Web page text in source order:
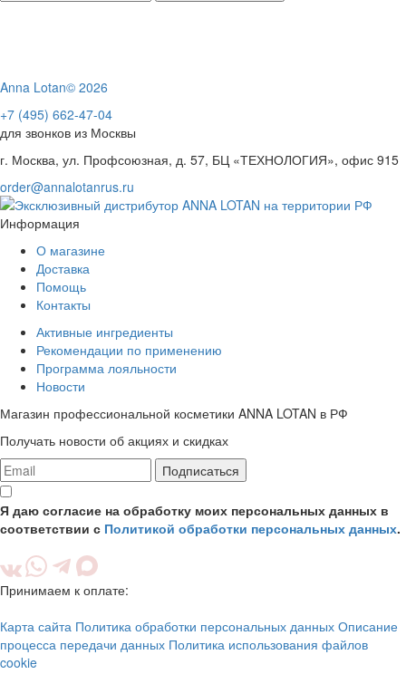
Anna Lotan© 2026
+7 (495) 662-47-04
для звонков из Москвы
г. Москва, ул. Профсоюзная, д. 57, БЦ «ТЕХНОЛОГИЯ», офис 915
order@annalotanrus.ru
Информация
О магазине
Доставка
Помощь
Контакты
Активные ингредиенты
Рекомендации по применению
Программа лояльности
Новости
Магазин профессиональной косметики ANNA LOTAN в РФ
Получать новости об акциях и скидках
Подписаться
Я даю согласие на обработку моих персональных данных в
соответствии с Политикой обработки персональных данных.
Принимаем к оплате:
Карта сайта Политика обработки персональных данных Описание
процесса передачи данных Политика использования файлов
cookie